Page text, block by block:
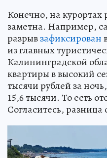
Конечно, на курортах
заметна. Например,
разрывзафиксирован
из главных
Калининградской
квартиры в высокий
тысячи рублей за
15,6 тысячи. То есть
Согласитесь,